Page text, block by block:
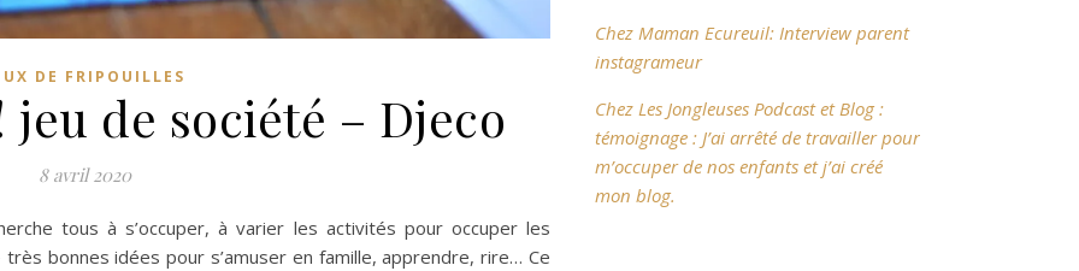
DE FRIPOUILLES
de société – Djeco
8 avril 2020
tous à s’occuper, à varier les activités pour occuper les
bonnes idées pour s’amuser en famille, apprendre, rire… Ce
Chez Maman Ecureuil: Interview parent
instagrameur
Chez Les Jongleuses Podcast et Blog :
témoignage : J’ai arrêté de travailler pour
m’occuper de nos enfants et j’ai créé
mon blog.